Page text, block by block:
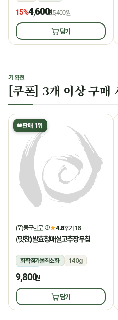
15%4,600원5,400원
담기
기획전
👑판매 1위
(주)둥구나무 ★4.8후기 16
(맛찬)발효청매실고추장무침
화학첨가물최소화
140g
냉장
9,800원
담기